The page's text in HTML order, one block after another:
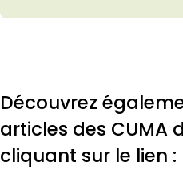
Découvrez
articles des CUMA
cliquant sur le lien :